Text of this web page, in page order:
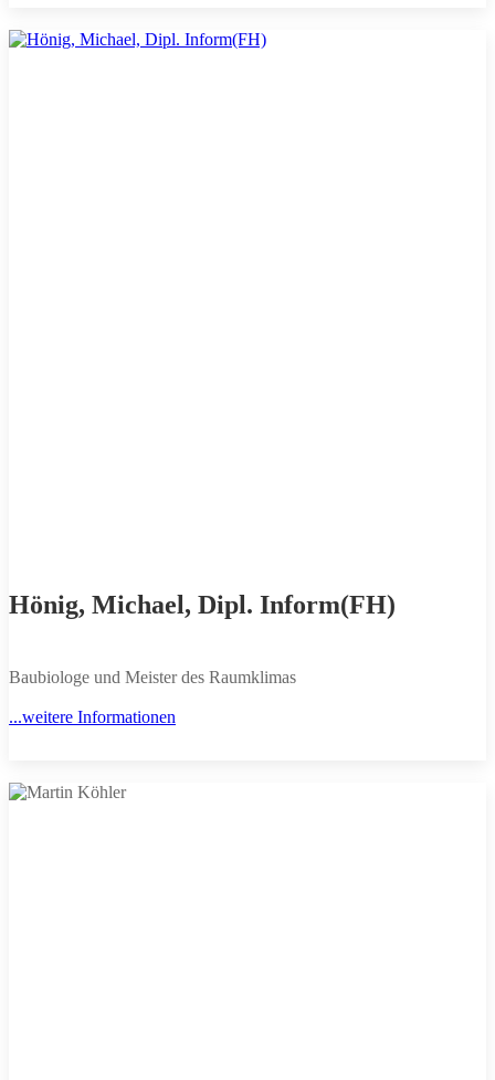
Hönig, Michael, Dipl. Inform(FH)
Baubiologe und Meister des Raumklimas
...weitere Informationen